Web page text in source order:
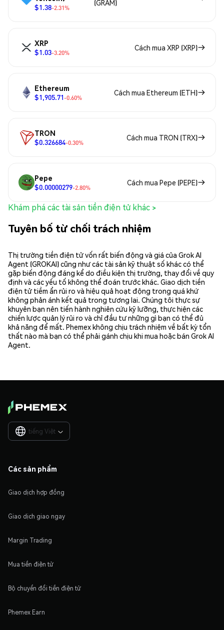
$1.38-2.31%
(GRAM)
XRP
$1.03-3.20%
Cách mua XRP (XRP)
Ethereum
$1,905.71-0.60%
Cách mua Ethereum (ETH)
TRON
$0.326684-0.30%
Cách mua TRON (TRX)
Pepe
$0.00000279-2.80%
Cách mua Pepe (PEPE)
Khám phá các tài sản tiền điện tử khác >
Tuyên bố từ chối trách nhiệm
Thị trường tiền điện tử vốn rất biến động và giá của Grok AI
Agent (GROKAI) cũng như các tài sản kỹ thuật số khác có thể
gặp biến động đáng kể do điều kiện thị trường, thay đổi về quy
định và các yếu tố không thể đoán trước khác. Giao dịch tiền
điện tử tiềm ẩn rủi ro và hiệu quả hoạt động trong quá khứ
không phản ánh kết quả trong tương lai. Chúng tôi thực sự
khuyên bạn nên tiến hành nghiên cứu kỹ lưỡng, thực hiện các
chiến lược quản lý rủi ro và chỉ đầu tư những gì bạn có thể đủ
khả năng để mất. Phemex không chịu trách nhiệm về bất kỳ tổn
thất nào mà bạn có thể phải gánh chịu khi mua hoặc bán Grok AI
Agent.
tiếng Việt 
Các sản phẩm
Giao dịch hợp đồng
Giao dịch giao ngay
Margin Trading
Mua tiền điện tử
Bộ chuyển đổi tiền điện tử
Phemex Earn